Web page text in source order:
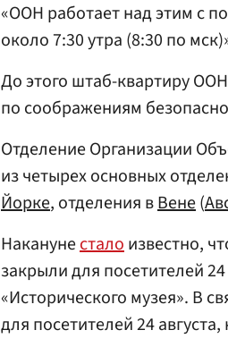
«ООН работает над этим с
около 7:30 утра (8:30 по
До этого штаб-квартиру
по соображениям
Отделение Организации
из четырех основных
Йорке, отделения вВене(
Наканунесталоизвестно,
закрыли для посетителей
«Исторического музея». В
для посетителей 24